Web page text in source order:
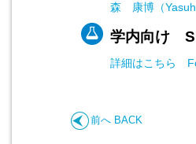
森 康博（
学内向け
詳細はこちら
前へ BACK